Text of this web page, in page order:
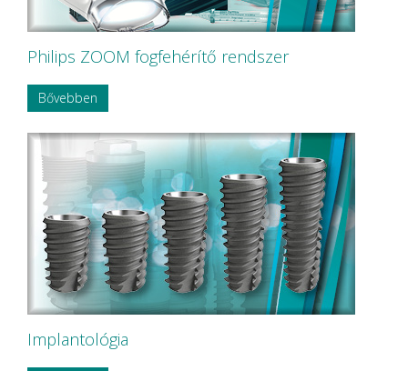
Philips ZOOM fogfehérítő rendszer
Bővebben
Implantológia